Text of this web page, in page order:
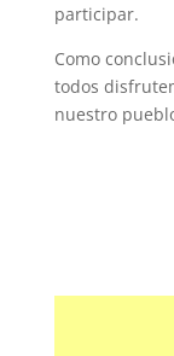
participar.
Como
todos
nuestro